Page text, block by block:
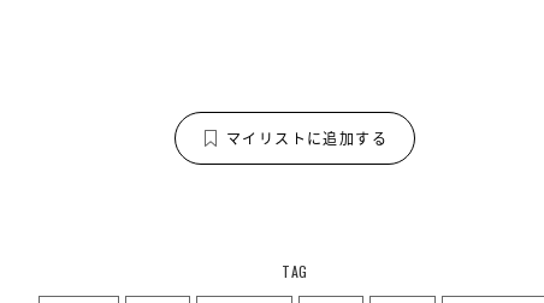
マイリストに追加する
TAG